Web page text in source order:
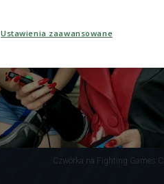
Czwórka na Fighting Games
Ustawienia zaawansowane